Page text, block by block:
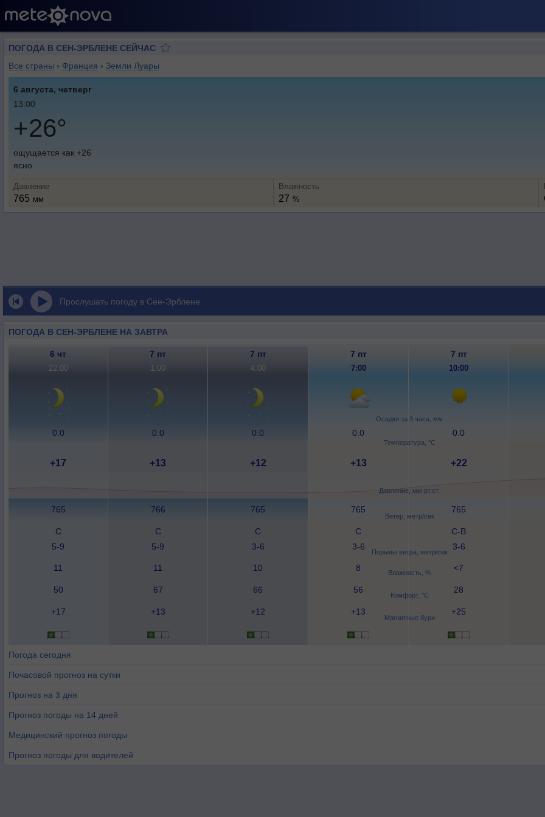
ПОГОДА В СЕН-ЭРБЛЕНЕ СЕЙЧАС
Все страны › Франция › Земли Луары
6 августа, четверг
13:00
+26°
ощущается как +26
ясно
Давление
765 мм
Влажность
27 %
Прослушать погоду в Сен-Эрблене
ПОГОДА В СЕН-ЭРБЛЕНЕ НА ЗАВТРА
Осадки за 3 часа, мм
Температура, °C
Давление, мм рт.ст.
Ветер, метр/сек
Порывы ветра, метр/сек
Влажность, %
Комфорт, °C
Магнитные бури
6 чт 7 пт 7 пт 7 пт 7 пт
22:00 1:00 4:00 7:00 10:00
0.0 0.0 0.0 0.0 0.0
+17 +13 +12 +13 +22
765 766 765 765 765
С
5-9
С
5-9
С
3-6
С
3-6
С-В
3-6
11 11 10 8 <7
50 67 66 56 28
+17 +13 +12 +13 +25
Погода сегодня
Почасовой прогноз на сутки
Прогноз на 3 дня
Прогноз погоды на 14 дней
Медицинский прогноз погоды
Прогноз погоды для водителей